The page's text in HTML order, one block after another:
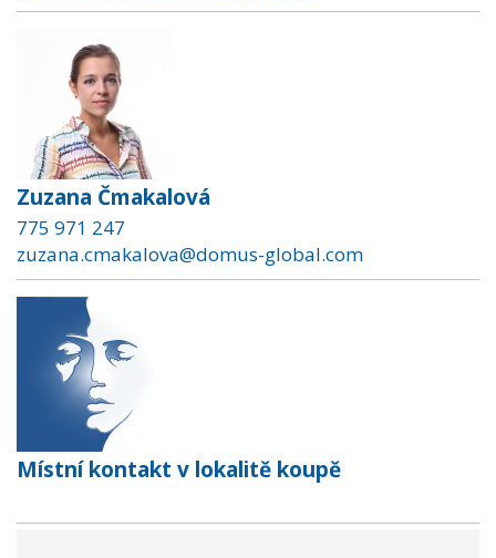
Zuzana Čmakalová
775 971 247
zuzana.cmakalova@domus-global.com
Místní kontakt v lokalitě koupě